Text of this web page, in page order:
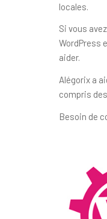
locales.
Si vous
WordPress
aider.
Alégorix a
compris
Besoin de